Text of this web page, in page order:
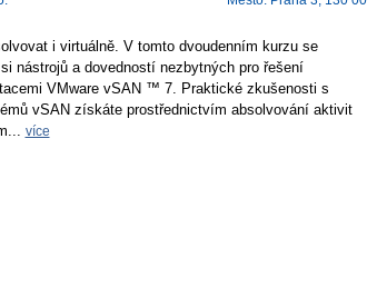
i virtuálně. V tomto dvoudenním kurzu se
nástrojů a dovedností nezbytných pro řešení
VMware vSAN ™ 7. Praktické zkušenosti s
vSAN získáte prostřednictvím absolvování aktivit
více